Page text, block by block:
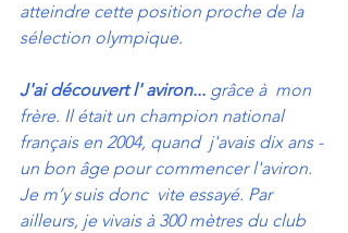
atteindre cette position proche de la
sélection olympique.
J'ai découvert l' aviron... grâce à  mon
frère. Il était un champion national
français en 2004, quand  j'avais dix ans -
un bon âge pour commencer l'aviron.
Je m’y suis donc  vite essayé. Par
ailleurs, je vivais à 300 mètres du club